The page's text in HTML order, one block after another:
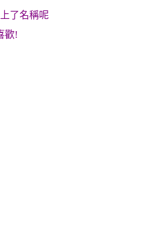
了名稱呢
歡!